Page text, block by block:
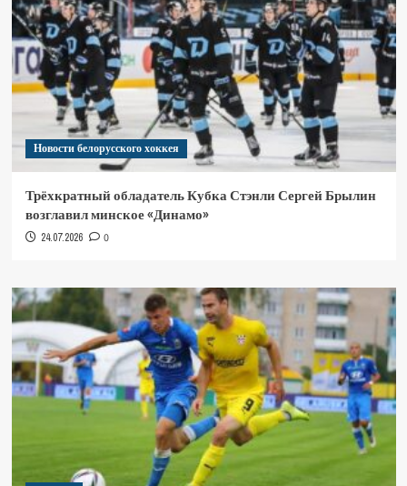
Новости белорусского хоккея
Трёхкратный обладатель Кубка Стэнли Сергей Брылин
возглавил минское «Динамо»
24.07.2026 0